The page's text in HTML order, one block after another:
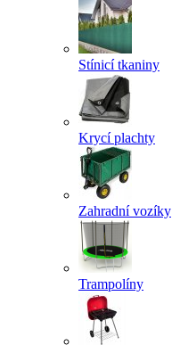
Stínicí tkaniny
Krycí plachty
Zahradní vozíky
Trampolíny